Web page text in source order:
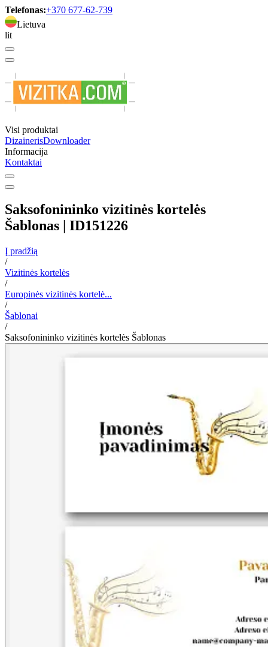
Telefonas:+370 677-62-739
Lietuva
lit
Visi produktai
DizainerisDownloader
Informacija
Kontaktai
Saksofonininko vizitinės kortelės
Šablonas | ID151226
Į pradžią
/
Vizitinės kortelės
/
Europinės vizitinės kortelė...
/
Šablonai
/
Saksofonininko vizitinės kortelės Šablonas